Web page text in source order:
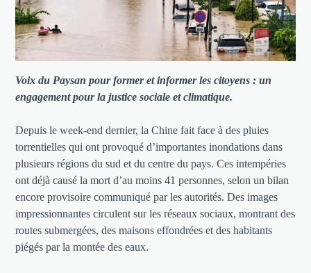
Voix du Paysan pour former et informer les citoyens : un
engagement pour la justice sociale et climatique.
Depuis le week-end dernier, la Chine fait face à des pluies
torrentielles qui ont provoqué d’importantes inondations dans
plusieurs régions du sud et du centre du pays. Ces intempéries
ont déjà causé la mort d’au moins 41 personnes, selon un bilan
encore provisoire communiqué par les autorités. Des images
impressionnantes circulent sur les réseaux sociaux, montrant des
routes submergées, des maisons effondrées et des habitants
piégés par la montée des eaux.